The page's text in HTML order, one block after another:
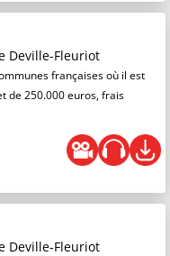
Deville-Fleuriot
françaises où il est
de 250.000 euros, frais
Deville-Fleuriot